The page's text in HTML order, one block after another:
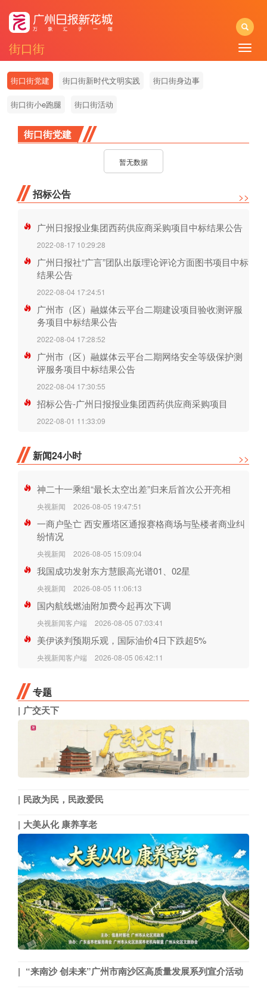
街口街
Toggle
街口街党建 街口街新时代文明实践 街口街身边事
街口街小e跑腿 街口街活动
街口街党建
暂无数据
招标公告 >>
广州日报报业集团西药供应商采购项目中标结果公告
2022-08-17 10:29:28
广州日报社“广言”团队出版理论评论方面图书项目中标
结果公告
2022-08-04 17:24:51
广州市（区）融媒体云平台二期建设项目验收测评服
务项目中标结果公告
2022-08-04 17:28:52
广州市（区）融媒体云平台二期网络安全等级保护测
评服务项目中标结果公告
2022-08-04 17:30:55
招标公告-广州日报报业集团西药供应商采购项目
2022-08-01 11:33:09
新闻24小时 >>
神二十一乘组“最长太空出差”归来后首次公开亮相
央视新闻 2026-08-05 19:47:51
一商户坠亡 西安雁塔区通报赛格商场与坠楼者商业纠
纷情况
央视新闻 2026-08-05 15:09:04
我国成功发射东方慧眼高光谱01、02星
央视新闻 2026-08-05 11:06:13
国内航线燃油附加费今起再次下调
央视新闻客户端 2026-08-05 07:03:41
美伊谈判预期乐观，国际油价4日下跌超5%
央视新闻客户端 2026-08-05 06:42:11
专题
广交天下
民政为民，民政爱民
大美从化 康养享老
“来南沙 创未来”广州市南沙区高质量发展系列宣介活动